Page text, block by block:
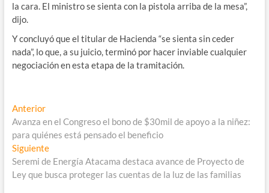
la cara. El ministro se sienta con la pistola arriba de la mesa”,
dijo.
Y concluyó que el titular de Hacienda “se sienta sin ceder
nada”, lo que, a su juicio, terminó por hacer inviable cualquier
negociación en esta etapa de la tramitación.
Navegación
de
entradas
AnteriorEntrada
anterior:
Avanza en el Congreso el bono de $30mil de apoyo a la niñez:
para quiénes está pensado el beneficio
SiguienteEntrada
siguiente:
Seremi de Energía Atacama destaca avance de Proyecto de
Ley que busca proteger las cuentas de la luz de las familias